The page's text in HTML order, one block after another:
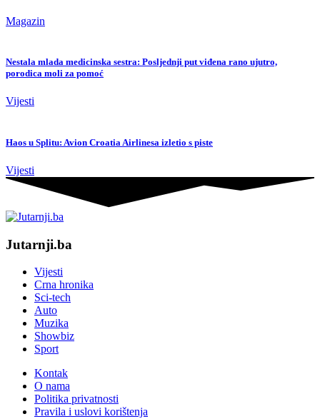
Magazin
Nestala mlada medicinska sestra: Posljednji put viđena rano ujutro,
porodica moli za pomoć
Vijesti
Haos u Splitu: Avion Croatia Airlinesa izletio s piste
Vijesti
Jutarnji.ba
Vijesti
Crna hronika
Sci-tech
Auto
Muzika
Showbiz
Sport
Kontak
O nama
Politika privatnosti
Pravila i uslovi korištenja